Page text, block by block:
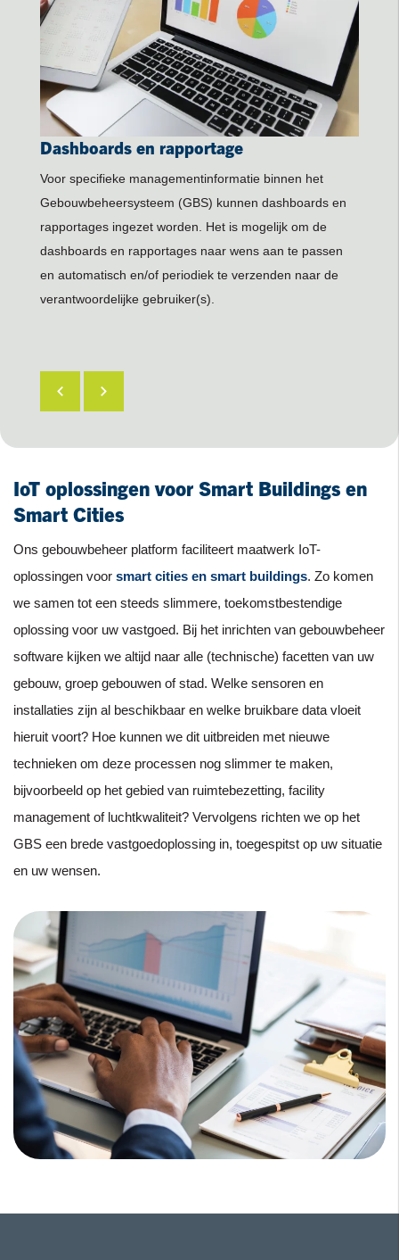
Dashboards en rapportage
Voor specifieke managementinformatie binnen het
Gebouwbeheersysteem (GBS) kunnen dashboards en
rapportages ingezet worden. Het is mogelijk om de
dashboards en rapportages naar wens aan te passen
en automatisch en/of periodiek te verzenden naar de
verantwoordelijke gebruiker(s).
Uitgebreide managementinformatie
Functie afhankelijke authorisatie
Storing meldingen
Gegevens uitwisseling met facilitair
software
IoT oplossingen voor Smart Buildings en
Smart Cities
Ons gebouwbeheer platform faciliteert maatwerk IoT-
oplossingen voor smart cities en smart buildings. Zo komen
we samen tot een steeds slimmere, toekomstbestendige
oplossing voor uw vastgoed. Bij het inrichten van gebouwbeheer
software kijken we altijd naar alle (technische) facetten van uw
gebouw, groep gebouwen of stad. Welke sensoren en
installaties zijn al beschikbaar en welke bruikbare data vloeit
hieruit voort? Hoe kunnen we dit uitbreiden met nieuwe
technieken om deze processen nog slimmer te maken,
bijvoorbeeld op het gebied van ruimtebezetting, facility
management of luchtkwaliteit? Vervolgens richten we op het
GBS een brede vastgoedoplossing in, toegespitst op uw situatie
en uw wensen.